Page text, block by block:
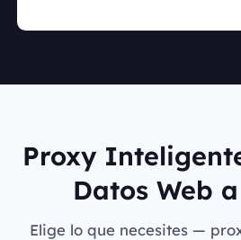
Proxy
Datos Web
Elige lo que necesites —